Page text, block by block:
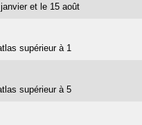
et le 15 août
supérieur à 1
supérieur à 5